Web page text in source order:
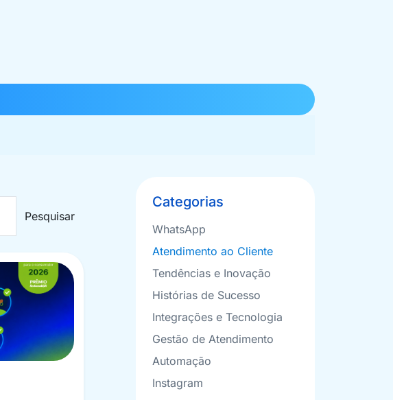
Pesquisar
Categorias
WhatsApp
Atendimento ao Cliente
Tendências e Inovação
Histórias de Sucesso
Integrações e Tecnologia
Gestão de Atendimento
Automação
Instagram